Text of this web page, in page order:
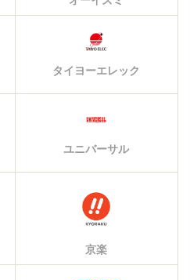
タイヨーエレック
ユニバーサル
京楽